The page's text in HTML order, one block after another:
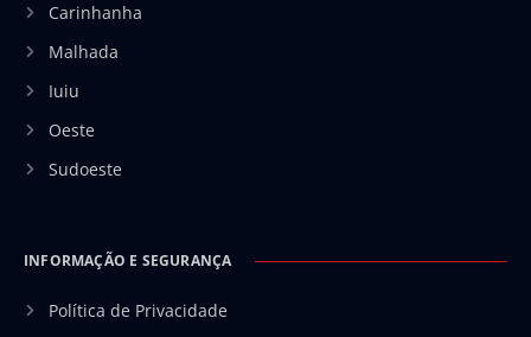
Carinhanha
Malhada
Iuiu
Oeste
Sudoeste
INFORMAÇÃO E SEGURANÇA
Política de Privacidade